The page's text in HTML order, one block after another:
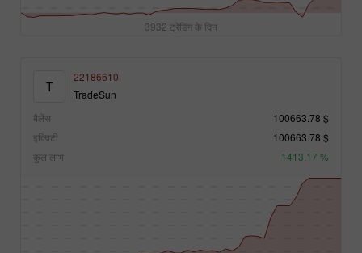
3932 ट्रेडिंग के दिन
T
22186610
TradeSun
बैलेंस
100663.78 $
इक्विटी
100663.78 $
कुल लाभ
1413.17 %